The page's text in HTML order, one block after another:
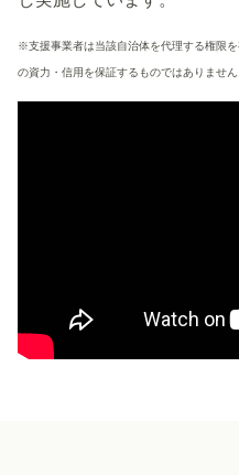
※支援事業者は当該自治体を代理する権限
の資力・信用を保証するものではありません